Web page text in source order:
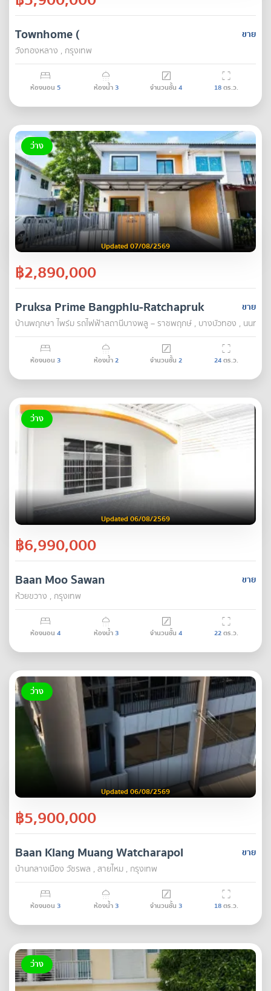
ขาย
Townhome (
วังทองหลาง , กรุงเทพ
ห้องนอน 5 ห้องน้ำ3 จำนวนชั้น 4 18ตร.ว.
ว่าง
Updated 07/08/2569
฿2,890,000
ขาย
Pruksa Prime Bangphlu-Ratchapruk
บ้านพฤกษา ไพร์ม รถไฟฟ้าสถานีบางพลู – ราชพฤกษ์ , บางบัวทอง , นนทบุรี
ห้องนอน 3 ห้องน้ำ2 จำนวนชั้น 2 24ตร.ว.
ว่าง
Updated 06/08/2569
฿6,990,000
ขาย
Baan Moo Sawan
ห้วยขวาง , กรุงเทพ
ห้องนอน 4 ห้องน้ำ3 จำนวนชั้น 4 22ตร.ว.
ว่าง
Updated 06/08/2569
฿5,900,000
ขาย
Baan Klang Muang Watcharapol
บ้านกลางเมือง วัชรพล , สายไหม , กรุงเทพ
ห้องนอน 3 ห้องน้ำ3 จำนวนชั้น 3 18ตร.ว.
ว่าง